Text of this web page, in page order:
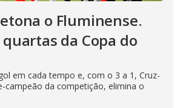
o Fluminense.
da Copa do
em cada tempo e, com o 3 a 1, Cruz-
campeão da competição, elimina o